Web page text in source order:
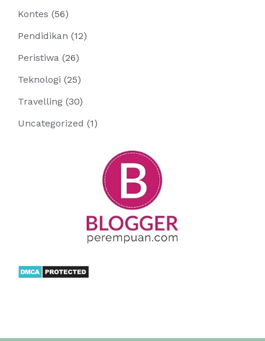
Kontes (56)
Pendidikan (12)
Peristiwa (26)
Teknologi (25)
Travelling (30)
Uncategorized (1)